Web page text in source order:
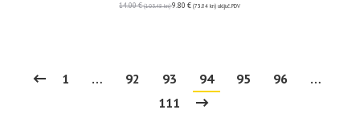
14.00€ (105.48 kn) 9.80 € (73.84 kn) uključ. PDV
1 … 92 93 94 95 96
…
111